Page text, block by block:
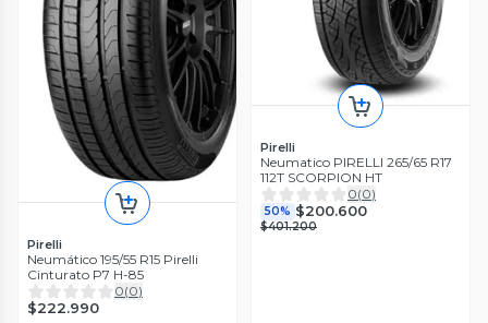
Pirelli
Neumático 195/55 R15 Pirelli
Cinturato P7 H-85
0(0)
$222.990
Pirelli
Neumatico PIRELLI 265/65 R17
112T SCORPION HT
0(0)
50% $200.600
$401.200